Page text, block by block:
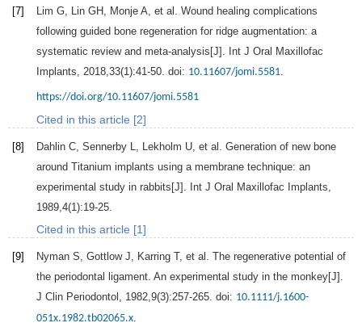
[7] Lim G Lin GH Monje A , et al. Wound healing complications
following guided bone regeneration for ridge augmentation: a
systematic review and meta-analysis[J]. Int J Oral Maxillofac
Implants
2018 33(1):41-50. doi: 10.11607/jomi.5581
https://doi.org/10.11607/jomi.5581
Cited in this article [2]
[8] Dahlin C Sennerby L Lekholm U , et al. Generation of new bone
around Titanium implants using a membrane technique: an
experimental study in rabbits[J]. Int J Oral Maxillofac Implants
1989 4(1):19-25.
Cited in this article [1]
[9] Nyman S Gottlow J Karring T, et al. The regenerative potential of
the periodontal ligament. An experimental study in the monkey[J].
J Clin Periodontol
1982 9(3):257-265. doi: 10.1111/j.1600-
051x.1982.tb02065.x